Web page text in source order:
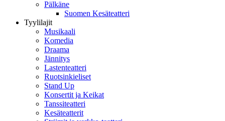
Pälkäne
Suomen Kesäteatteri
Tyylilajit
Musikaali
Komedia
Draama
Jännitys
Lastenteatteri
Ruotsinkieliset
Stand Up
Konsertit ja Keikat
Tanssiteatteri
Kesäteatterit